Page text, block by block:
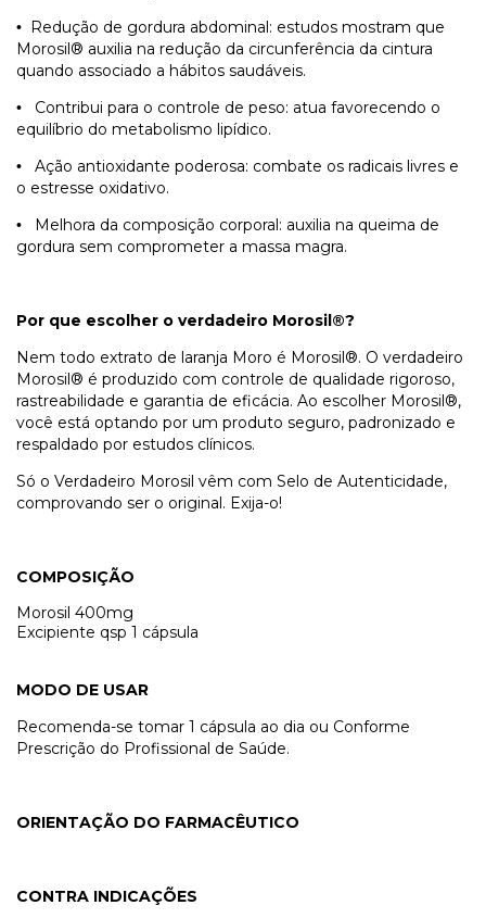
• Redução de gordura abdominal: estudos mostram que
Morosil® auxilia na redução da circunferência da cintura
quando associado a hábitos saudáveis.
•
Contribui para o controle de peso: atua favorecendo o
equilíbrio do metabolismo lipídico.
•
Ação antioxidante poderosa: combate os radicais livres e
o estresse oxidativo.
•
Melhora da composição corporal: auxilia na queima de
gordura sem comprometer a massa magra.
Por que escolher o verdadeiro Morosil®?
Nem todo extrato de laranja Moro é Morosil®. O verdadeiro
Morosil® é produzido com controle de qualidade rigoroso,
rastreabilidade e garantia de eficácia. Ao escolher Morosil®,
você está optando por um produto seguro, padronizado e
respaldado por estudos clínicos.
Só o Verdadeiro Morosil vêm com Selo de Autenticidade,
comprovando ser o original. Exija-o!
COMPOSIÇÃO
Morosil 400mg
Excipiente qsp 1 cápsula
MODO DE USAR
Recomenda-se tomar 1 cápsula ao dia ou Conforme
Prescrição do Profissional de Saúde.
ORIENTAÇÃO DO FARMACÊUTICO
CONTRA INDICAÇÕES